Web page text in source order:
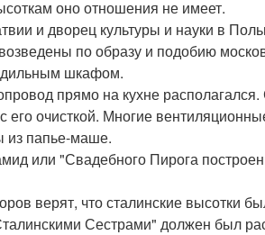
оно отношения не имеет.
и дворец культуры и науки в
по образу и подобию
шкафом.
прямо на кухне
его очисткой. Многие
из папье-маше.
или "Свадебного Пирога
верят, что сталинские высотки
Сестрами" должен был